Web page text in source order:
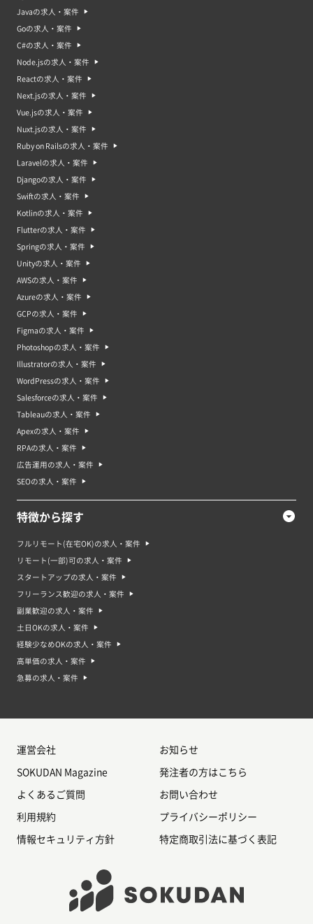
Javaの求人・案件
Goの求人・案件
C#の求人・案件
Node.jsの求人・案件
Reactの求人・案件
Next.jsの求人・案件
Vue.jsの求人・案件
Nuxt.jsの求人・案件
Ruby on Railsの求人・案件
Laravelの求人・案件
Djangoの求人・案件
Swiftの求人・案件
Kotlinの求人・案件
Flutterの求人・案件
Springの求人・案件
Unityの求人・案件
AWSの求人・案件
Azureの求人・案件
GCPの求人・案件
Figmaの求人・案件
Photoshopの求人・案件
Illustratorの求人・案件
WordPressの求人・案件
Salesforceの求人・案件
Tableauの求人・案件
Apexの求人・案件
RPAの求人・案件
広告運用の求人・案件
SEOの求人・案件
特徴から探す
フルリモート(在宅OK)の求人・案件
リモート(一部)可の求人・案件
スタートアップの求人・案件
フリーランス歓迎の求人・案件
副業歓迎の求人・案件
土日OKの求人・案件
経験少なめOKの求人・案件
高単価の求人・案件
急募の求人・案件
運営会社 お知らせ
SOKUDAN Magazine 発注者の方はこちら
よくあるご質問 お問い合わせ
利用規約 プライバシーポリシー
情報セキュリティ方針 特定商取引法に基づく表記